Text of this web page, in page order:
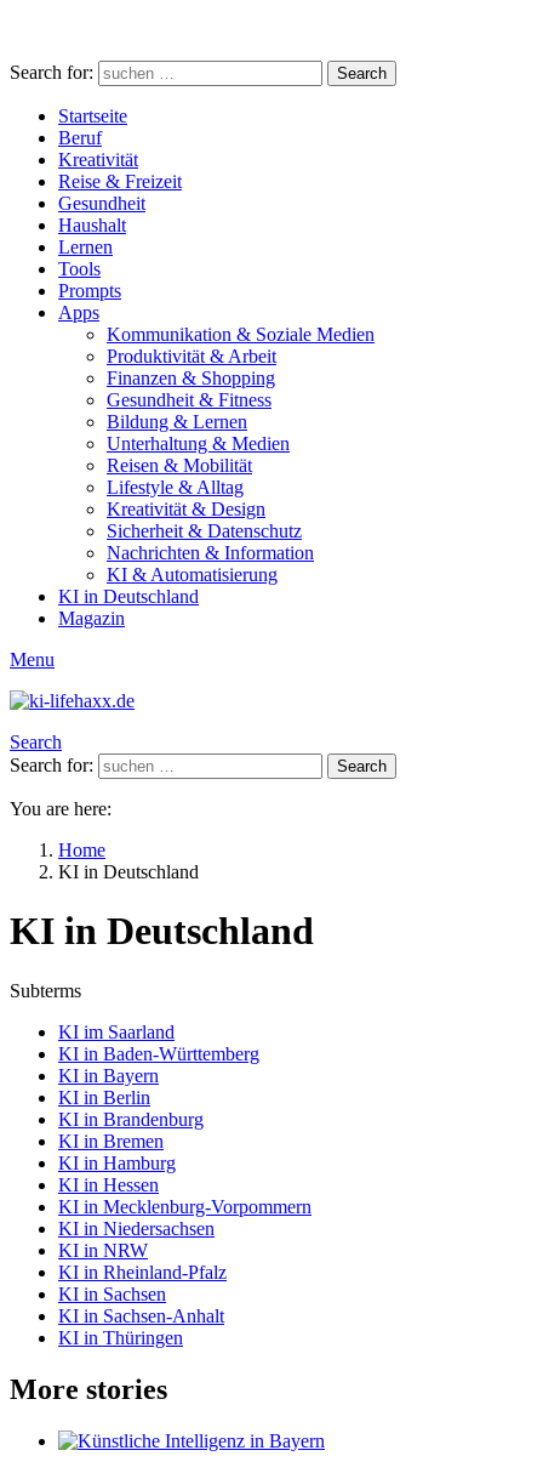
Search for: Search
Startseite
Beruf
Kreativität
Reise & Freizeit
Gesundheit
Haushalt
Lernen
Tools
Prompts
Apps
Kommunikation & Soziale Medien
Produktivität & Arbeit
Finanzen & Shopping
Gesundheit & Fitness
Bildung & Lernen
Unterhaltung & Medien
Reisen & Mobilität
Lifestyle & Alltag
Kreativität & Design
Sicherheit & Datenschutz
Nachrichten & Information
KI & Automatisierung
KI in Deutschland
Magazin
Menu
Search
Search for:
Search
You are here:
Home
KI in Deutschland
KI in Deutschland
Subterms
KI im Saarland
KI in Baden-Württemberg
KI in Bayern
KI in Berlin
KI in Brandenburg
KI in Bremen
KI in Hamburg
KI in Hessen
KI in Mecklenburg-Vorpommern
KI in Niedersachsen
KI in NRW
KI in Rheinland-Pfalz
KI in Sachsen
KI in Sachsen-Anhalt
KI in Thüringen
More stories